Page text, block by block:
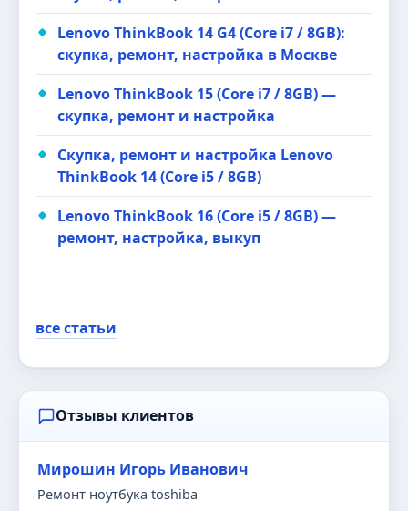
Lenovo ThinkBook 14 G4 (Core i7 / 8GB):
скупка, ремонт, настройка в Москве
Lenovo ThinkBook 15 (Core i7 / 8GB) —
скупка, ремонт и настройка
Скупка, ремонт и настройка Lenovo
ThinkBook 14 (Core i5 / 8GB)
Lenovo ThinkBook 16 (Core i5 / 8GB) —
ремонт, настройка, выкуп
все статьи
Отзывы клиентов
Мирошин Игорь Иванович
Ремонт ноутбука toshiba